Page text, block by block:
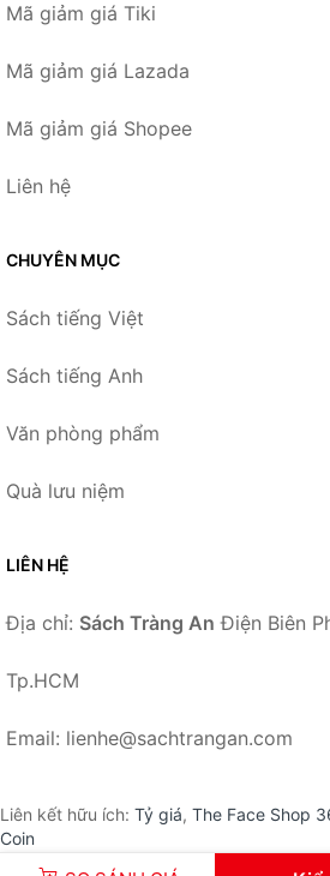
Mã giảm giá Tiki
Mã giảm giá Lazada
Mã giảm giá Shopee
Liên hệ
CHUYÊN MỤC
Sách tiếng Việt
Sách tiếng Anh
Văn phòng phẩm
Quà lưu niệm
LIÊN HỆ
Địa chỉ: Sách Tràng An Điện Biên
Tp.HCM
Email: lienhe@sachtrangan.com
Liên kết hữu ích: Tỷ giá, The Face Shop
Coin